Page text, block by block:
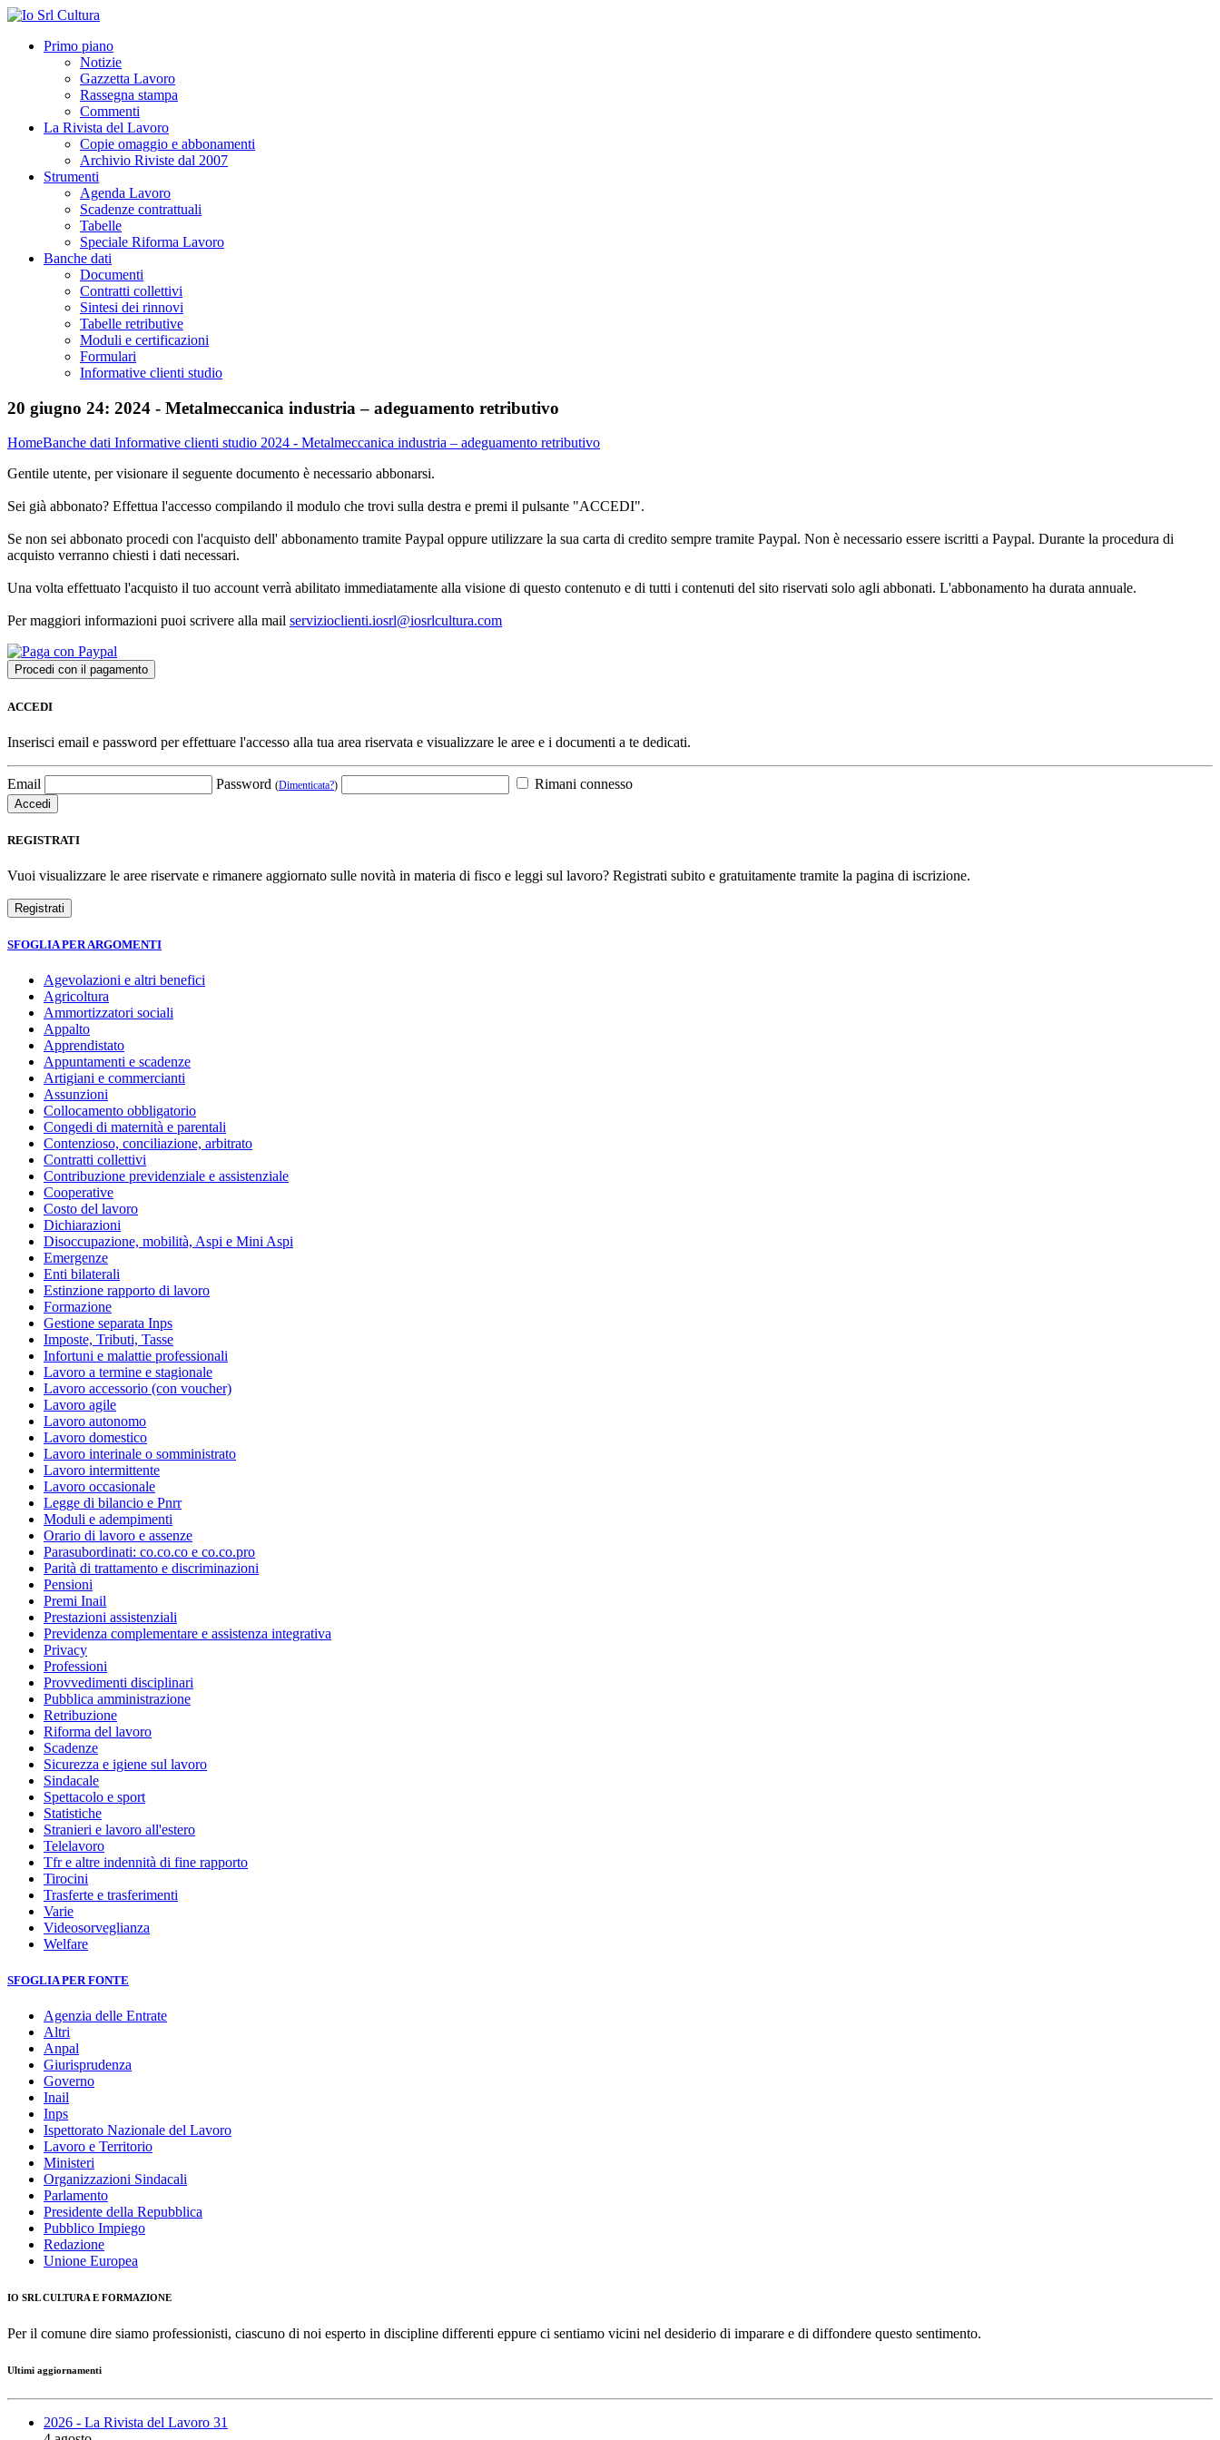
Primo piano
Notizie
Gazzetta Lavoro
Rassegna stampa
Commenti
La Rivista del Lavoro
Copie omaggio e abbonamenti
Archivio Riviste dal 2007
Strumenti
Agenda Lavoro
Scadenze contrattuali
Tabelle
Speciale Riforma Lavoro
Banche dati
Documenti
Contratti collettivi
Sintesi dei rinnovi
Tabelle retributive
Moduli e certificazioni
Formulari
Informative clienti studio
20 giugno 24: 2024 - Metalmeccanica industria – adeguamento retributivo
HomeBanche dati Informative clienti studio 2024 - Metalmeccanica industria – adeguamento retributivo
Gentile utente, per visionare il seguente documento è necessario abbonarsi.
Sei già abbonato? Effettua l'accesso compilando il modulo che trovi sulla destra e premi il pulsante "ACCEDI".
Se non sei abbonato procedi con l'acquisto dell' abbonamento tramite Paypal oppure utilizzare la sua carta di credito sempre tramite Paypal. Non è necessario essere iscritti a Paypal. Durante la procedura di
acquisto verranno chiesti i dati necessari.
Una volta effettuato l'acquisto il tuo account verrà abilitato immediatamente alla visione di questo contenuto e di tutti i contenuti del sito riservati solo agli abbonati. L'abbonamento ha durata annuale.
Per maggiori informazioni puoi scrivere alla mail servizioclienti.iosrl@iosrlcultura.com
ACCEDI
Inserisci email e password per effettuare l'accesso alla tua area riservata e visualizzare le aree e i documenti a te dedicati.
Email Password (Dimenticata?) Rimani connesso
REGISTRATI
Vuoi visualizzare le aree riservate e rimanere aggiornato sulle novità in materia di fisco e leggi sul lavoro? Registrati subito e gratuitamente tramite la pagina di iscrizione.
SFOGLIA PER ARGOMENTI
Agevolazioni e altri benefici
Agricoltura
Ammortizzatori sociali
Appalto
Apprendistato
Appuntamenti e scadenze
Artigiani e commercianti
Assunzioni
Collocamento obbligatorio
Congedi di maternità e parentali
Contenzioso, conciliazione, arbitrato
Contratti collettivi
Contribuzione previdenziale e assistenziale
Cooperative
Costo del lavoro
Dichiarazioni
Disoccupazione, mobilità, Aspi e Mini Aspi
Emergenze
Enti bilaterali
Estinzione rapporto di lavoro
Formazione
Gestione separata Inps
Imposte, Tributi, Tasse
Infortuni e malattie professionali
Lavoro a termine e stagionale
Lavoro accessorio (con voucher)
Lavoro agile
Lavoro autonomo
Lavoro domestico
Lavoro interinale o somministrato
Lavoro intermittente
Lavoro occasionale
Legge di bilancio e Pnrr
Moduli e adempimenti
Orario di lavoro e assenze
Parasubordinati: co.co.co e co.co.pro
Parità di trattamento e discriminazioni
Pensioni
Premi Inail
Prestazioni assistenziali
Previdenza complementare e assistenza integrativa
Privacy
Professioni
Provvedimenti disciplinari
Pubblica amministrazione
Retribuzione
Riforma del lavoro
Scadenze
Sicurezza e igiene sul lavoro
Sindacale
Spettacolo e sport
Statistiche
Stranieri e lavoro all'estero
Telelavoro
Tfr e altre indennità di fine rapporto
Tirocini
Trasferte e trasferimenti
Varie
Videosorveglianza
Welfare
SFOGLIA PER FONTE
Agenzia delle Entrate
Altri
Anpal
Giurisprudenza
Governo
Inail
Inps
Ispettorato Nazionale del Lavoro
Lavoro e Territorio
Ministeri
Organizzazioni Sindacali
Parlamento
Presidente della Repubblica
Pubblico Impiego
Redazione
Unione Europea
IO SRL CULTURA E FORMAZIONE
Per il comune dire siamo professionisti, ciascuno di noi esperto in discipline differenti eppure ci sentiamo vicini nel desiderio di imparare e di diffondere questo sentimento.
Ultimi aggiornamenti
2026 - La Rivista del Lavoro 31